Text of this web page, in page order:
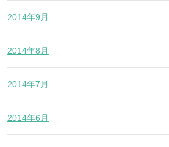
2014年9月
2014年8月
2014年7月
2014年6月